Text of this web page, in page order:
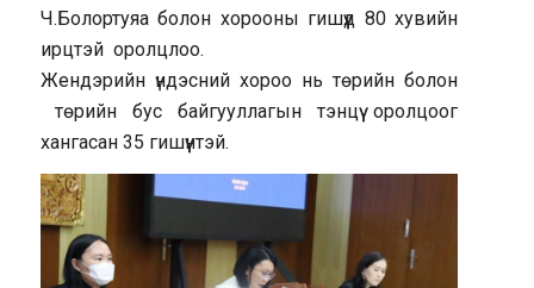
Ч.Болортуяа болон хорооны гишүүд 80 хувийн
ирцтэй оролцлоо.
Жендэрийн үндэсний хороо нь төрийн болон
төрийн бус байгууллагын тэнцүү оролцоог
хангасан 35 гишүүнтэй.